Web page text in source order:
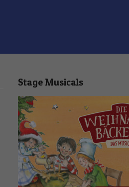
Stage Musicals